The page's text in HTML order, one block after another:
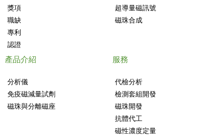
獎項
職缺
專利
認證
超導量磁訊號
磁珠合成
產品介紹
分析儀
免疫磁減量試劑
磁珠與分離磁座
服務
代檢分析
檢測套組開發
磁珠開發
抗體代工
磁性濃度定量